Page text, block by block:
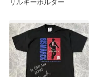
リルキーホルダー